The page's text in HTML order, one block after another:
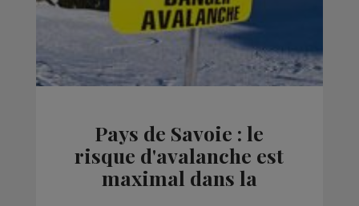
Pays de Savoie : le
risque d'avalanche est
maximal dans la